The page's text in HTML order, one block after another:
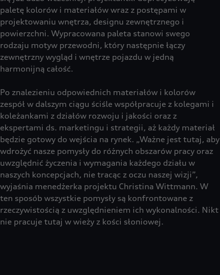
paletę kolorów i materiałów wraz z postępami w
projektowaniu wnętrza, designu zewnętrznego i
powierzchni. Wypracowana paleta stanowi swego
rodzaju motyw przewodni, który następnie łączy
zewnętrzny wygląd i wnętrze pojazdu w jedną
harmonijną całość.
Po znalezieniu odpowiednich materiałów i kolorów
zespół w dalszym ciągu ściśle współpracuje z kolegami i
koleżankami z działów rozwoju i jakości oraz z
ekspertami ds. marketingu i strategii, aż każdy materiał
będzie gotowy do wejścia na rynek. „Ważne jest tutaj, aby
wdrożyć nasze pomysły do różnych obszarów pracy oraz
uwzględnić życzenia i wymagania każdego działu w
naszych koncepcjach, nie tracąc z oczu naszej wizji”,
wyjaśnia menedżerka projektu Christina Wittmann. W
ten sposób wszystkie pomysły są konfrontowane z
rzeczywistością z uwzględnieniem ich wykonalności. Nikt
nie pracuje tutaj w wieży z kości słoniowej.